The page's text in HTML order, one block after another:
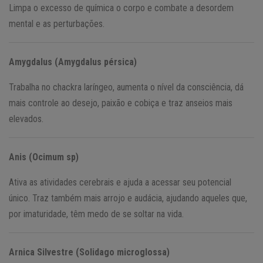
Limpa o excesso de química o corpo e combate a desordem
mental e as perturbações.
Amygdalus (Amygdalus pérsica)
Trabalha no chackra laríngeo, aumenta o nível da consciência, dá
mais controle ao desejo, paixão e cobiça e traz anseios mais
elevados.
Anis (Ocimum sp)
Ativa as atividades cerebrais e ajuda a acessar seu potencial
único. Traz também mais arrojo e audácia, ajudando aqueles que,
por imaturidade, têm medo de se soltar na vida.
Arnica Silvestre (Solidago microglossa)